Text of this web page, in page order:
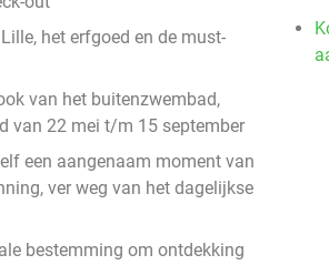
het erfgoed en de must-
van het buitenzwembad,
van 22 mei t/m 15 september
een aangenaam moment van
ver weg van het dagelijkse
bestemming om ontdekking